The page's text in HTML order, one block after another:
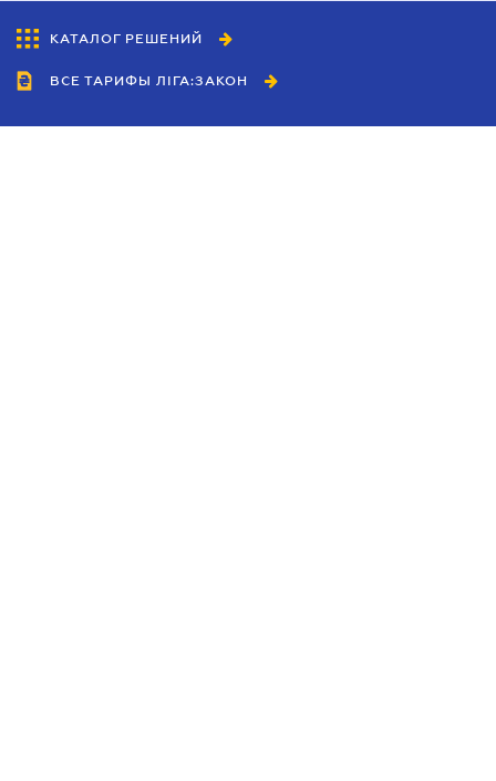
КАТАЛОГ РЕШЕНИЙ
ВСЕ ТАРИФЫ ЛІГА:ЗАКОН